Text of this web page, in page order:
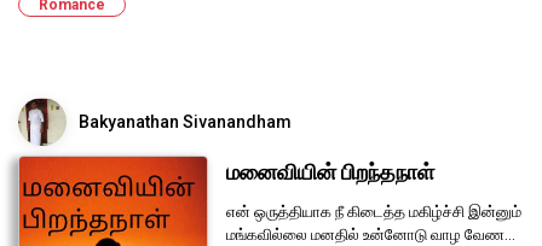
Romance
Bakyanathan Sivanandham
மனைவியின் பிறந்தநாள்
என் ஒருத்தியாக நீ கிடைத்த மகிழ்ச்சி இன்னும்
மங்கவில்லை மனதில் உன்னோடு வாழ வேண...